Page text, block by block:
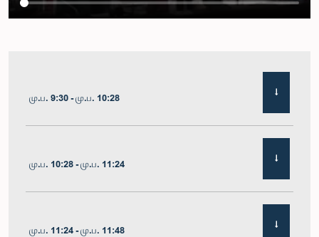
மு.ப. 9:30 - மு.ப. 10:28
மு.ப. 10:28 - மு.ப. 11:24
மு.ப. 11:24 - மு.ப. 11:48